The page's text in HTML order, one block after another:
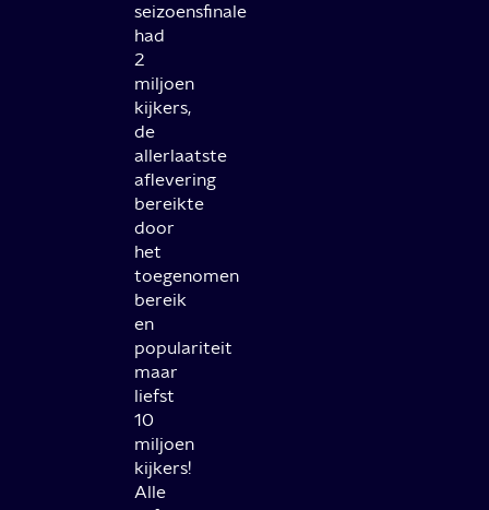
seizoensfinale
had
2
miljoen
kijkers,
de
allerlaatste
aflevering
bereikte
door
het
toegenomen
bereik
en
populariteit
maar
liefst
10
miljoen
kijkers!
Alle